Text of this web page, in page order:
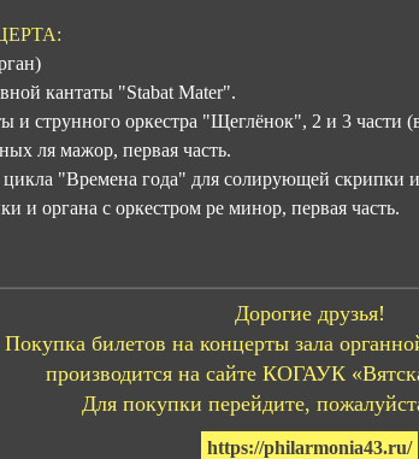
кантаты "Stabat Mater".
и струнного оркестра "Щеглёнок", 2 и 3 части
ля мажор, первая часть.
"Времена года" для солирующей скрипки и
и органа с оркестром ре минор, первая часть.
Дорогие друзья!
Покупка билетов на концерты зала
производится на сайте КОГАУК
Для покупки перейдите,
https://philarmonia43.ru/